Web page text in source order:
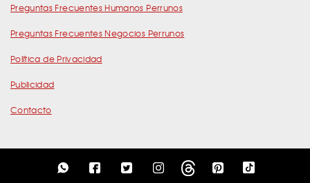
Preguntas Frecuentes Humanos Perrunos
Preguntas Frecuentes Negocios Perrunos
Política de Privacidad
Publicidad
Contacto